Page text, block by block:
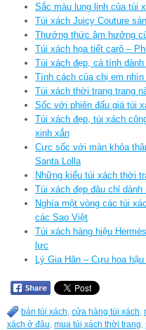
Sắc màu lung linh của túi
Túi xách Juicy Couture
Thưởng thức âm hưởng
Túi xách họa tiết carô –
Túi xách đẹp, cá tính dành
Tính cách của chị em
Túi xách thời trang trang
Sốc với phiên đấu giá túi
Túi xách đẹp, túi xách
xinh xắn
Cực sốc với màn khỏa
Santa Lolla
Những kiểu túi xách thời
Túi xách đẹp đâu chỉ
Nghía một vòng các túi
các Sao Việt
Túi xách hàng hiệu
lực
Lý Gia Hân – Cựu hoa
bán túi xách, cửa hàng túi xách,
xách ở đâu, mua túi xách thời trang,